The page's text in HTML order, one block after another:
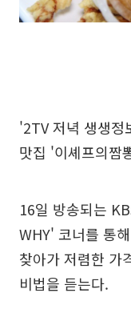
'2TV 저녁 생생정
맛집 '이셰프의짬
16일 방송되는
WHY' 코너를 통
찾아가 저렴한 가
비법을 듣는다.